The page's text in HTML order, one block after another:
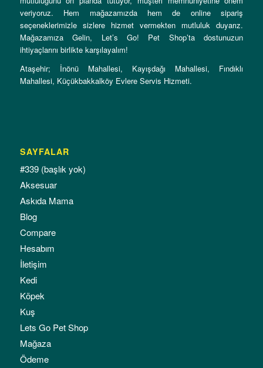
veriyoruz. Hem mağazamızda hem de online sipariş
seçeneklerimizle sizlere hizmet vermekten mutluluk duyarız.
Mağazamıza Gelin, Let’s Go! Pet Shop’ta dostunuzun
ihtiyaçlarını birlikte karşılayalım!
Ataşehir; İnönü Mahallesi, Kayışdağı Mahallesi, Fındıklı
Mahallesi, Küçükbakkalköy Evlere Servis Hizmeti.
SAYFALAR
#339 (başlık yok)
Aksesuar
Askıda Mama
Blog
Compare
Hesabım
İletişim
Kedi
Köpek
Kuş
Lets Go Pet Shop
Mağaza
Ödeme